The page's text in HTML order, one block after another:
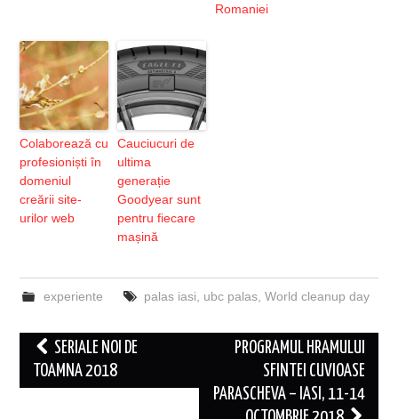
Romaniei
Colaborează cu
profesioniști în
domeniul
creării site-
urilor web
Cauciucuri de
ultima
generație
Goodyear sunt
pentru fiecare
mașină
experiente palas iasi ubc palas, World cleanup day
Post
navigation
SERIALE NOI DE
TOAMNA 2018
PROGRAMUL HRAMULUI
SFINTEI CUVIOASE
PARASCHEVA – IASI, 11-14